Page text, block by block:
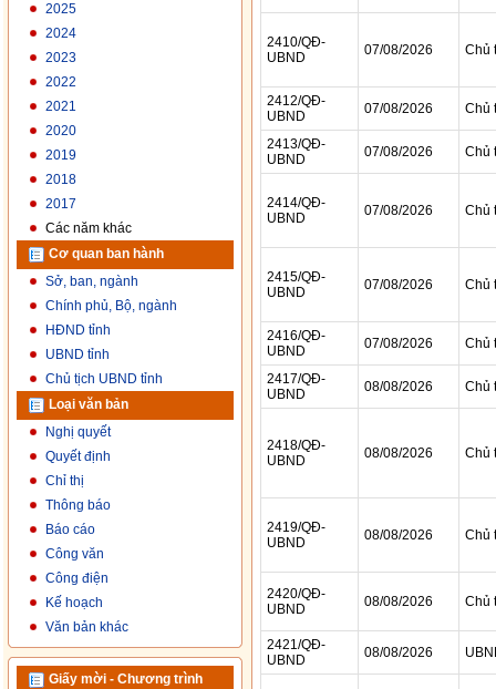
2025
2024
2023
2022
2021
2020
2019
2018
2017
Các năm khác
Cơ quan ban hành
Sở, ban, ngành
Chính phủ, Bộ, ngành
HĐND tỉnh
UBND tỉnh
Chủ tịch UBND tỉnh
Loại văn bản
Nghị quyết
Quyết định
Chỉ thị
Thông báo
Báo cáo
Công văn
Công điện
Kế hoạch
Văn bản khác
Giấy mời - Chương trình